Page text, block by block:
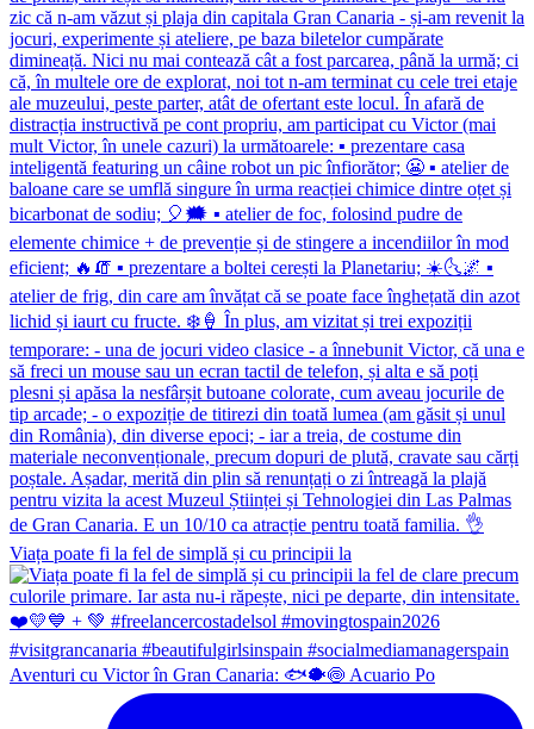
Viața poate fi la fel de simplă și cu principii la
Aventuri cu Victor în Gran Canaria: 🐟🐡🍥 Acuario Po